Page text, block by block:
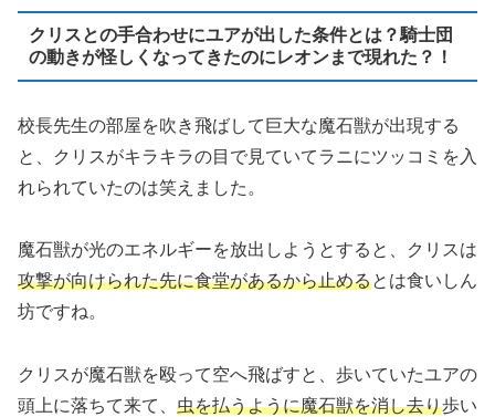
クリスとの手合わせにユアが出した条件とは？騎士団
の動きが怪しくなってきたのにレオンまで現れた？！
校長先生の部屋を吹き飛ばして巨大な魔石獣が出現する
と、クリスがキラキラの目で見ていてラニにツッコミを入
れられていたのは笑えました。
魔石獣が光のエネルギーを放出しようとすると、クリスは
攻撃が向けられた先に食堂があるから止めるとは食いしん
坊ですね。
クリスが魔石獣を殴って空へ飛ばすと、歩いていたユアの
頭上に落ちて来て、 虫を払うように魔石獣を消し去り歩い